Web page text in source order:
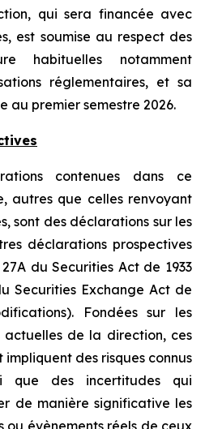
qui sera financée avec
est soumise au respect des
habituelles notamment
réglementaires, et sa
au premier semestre 2026.
contenues dans ce
autres que celles renvoyant
sont des déclarations sur les
déclarations prospectives
du Securities Act de 1933
Securities Exchange Act de
Fondées sur les
actuelles de la direction, ces
des risques connus
que des incertitudes qui
de manière significative les
ou évènements réels de ceux